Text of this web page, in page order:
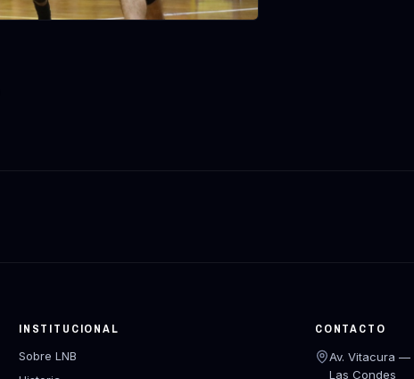
INSTITUCIONAL
Sobre LNB
CONTACTO
Av. Vitacura —
Las Condes